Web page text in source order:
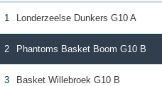
1 Londerzeelse Dunkers G10 A
2 Phantoms Basket Boom G10 B
3 Basket Willebroek G10 B